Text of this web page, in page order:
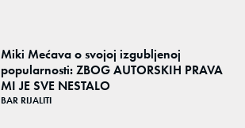
Miki Mećava o svojoj izgubljenoj
popularnosti: ZBOG AUTORSKIH PRAVA
MI JE SVE NESTALO
BAR RIJALITI